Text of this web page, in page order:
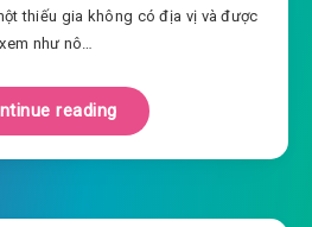
thiếu gia không có địa vị và được
xem như nô…
reading